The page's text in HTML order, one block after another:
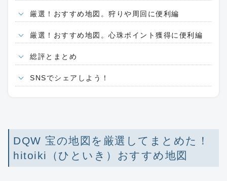
厳選！おすすめ地図。狩りや周回に便利編
厳選！おすすめ地図。心珠ポイント獲得に便利編
総評とまとめ
SNSでシェアしよう！
DQW 宝の地図を厳選してまとめた！
hitoiki（ひといき）おすすめ地図